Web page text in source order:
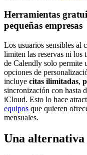
Herramientas
pequeñas empresas
Los usuarios sensibles al
limiten las reservas ni los
de Calendly solo permite
opciones de
incluye citas ilimitadas,
sincronización con hasta
iCloud. Esto lo hace
equipos que quieren
mensuales.
Una alternativa